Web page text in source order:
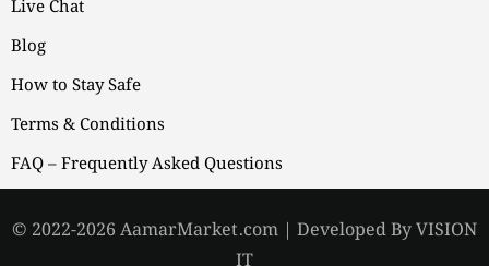
Live Chat
Blog
How to Stay Safe
Terms & Conditions
FAQ – Frequently Asked Questions
© 2022-2026 AamarMarket.com | Developed By VISION